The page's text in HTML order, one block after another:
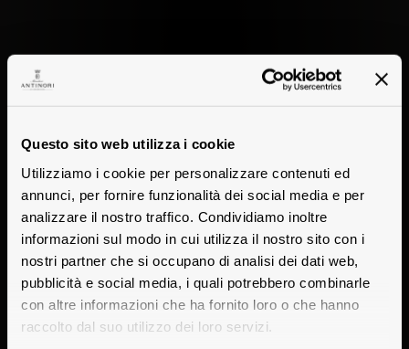
Questo sito web utilizza i cookie
Utilizziamo i cookie per personalizzare contenuti ed
annunci, per fornire funzionalità dei social media e per
analizzare il nostro traffico. Condividiamo inoltre
informazioni sul modo in cui utilizza il nostro sito con i
nostri partner che si occupano di analisi dei dati web,
pubblicità e social media, i quali potrebbero combinarle
con altre informazioni che ha fornito loro o che hanno
raccolto dal suo utilizzo dei loro servizi.